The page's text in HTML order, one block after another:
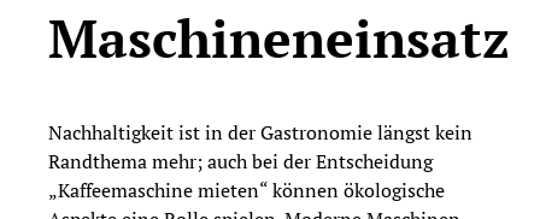
Maschineneinsatz
Nachhaltigkeit ist in der Gastronomie längst kein
Randthema mehr; auch bei der Entscheidung
„Kaffeemaschine mieten“ können ökologische